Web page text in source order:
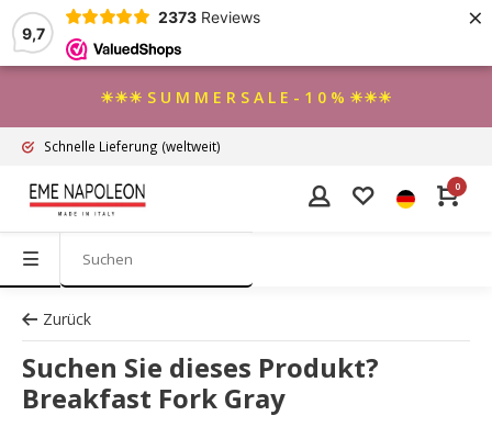
9,7
2373 Reviews ×
☀☀☀ S U M M E R S A L E - 1 0 % ☀☀☀
Schnelle Lieferung (weltweit)
0
Zurück
Suchen Sie dieses Produkt?
Breakfast Fork Gray